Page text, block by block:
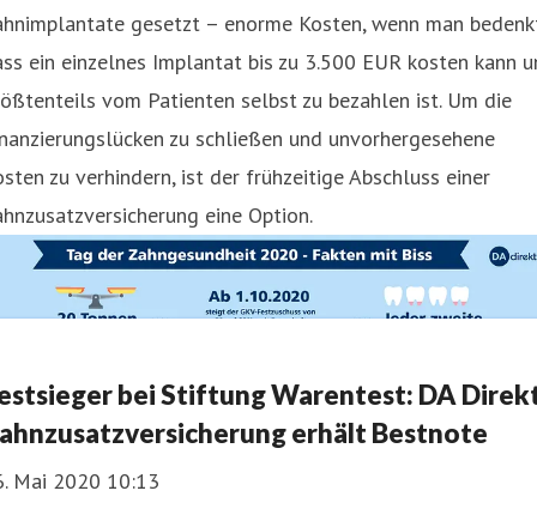
gesetzt – enorme Kosten, wenn man
ein einzelnes Implantat bis zu 3.500 EUR kosten kann
vom Patienten selbst zu bezahlen ist. Um die
zu schließen und unvorhergesehene
zu verhindern, ist der frühzeitige Abschluss einer
eine Option.
bei Stiftung Warentest: DA
erhält Bestnote
Mai 2020 10:13